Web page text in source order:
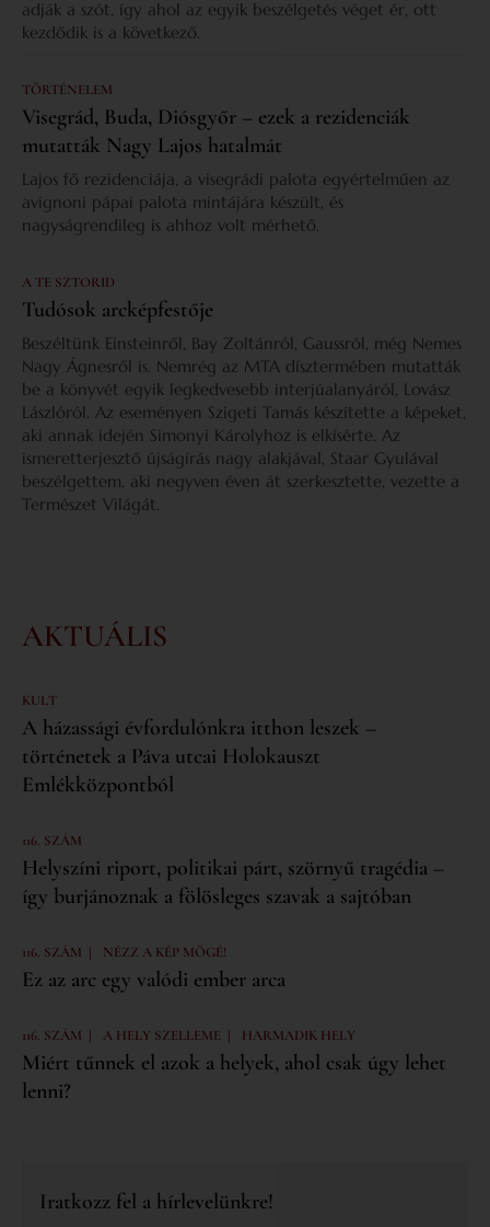
adják a szót, így ahol az egyik beszélgetés véget ér, ott
kezdődik is a következő.
TÖRTÉNELEM
Visegrád, Buda, Diósgyőr – ezek a rezidenciák
mutatták Nagy Lajos hatalmát
Lajos fő rezidenciája, a visegrádi palota egyértelműen az
avignoni pápai palota mintájára készült, és
nagyságrendileg is ahhoz volt mérhető.
A TE SZTORID
Tudósok arcképfestője
Beszéltünk Einsteinről, Bay Zoltánról, Gaussról, még Nemes
Nagy Ágnesről is. Nemrég az MTA dísztermében mutatták
be a könyvét egyik legkedvesebb interjúalanyáról, Lovász
Lászlóról. Az eseményen Szigeti Tamás készítette a képeket,
aki annak idején Simonyi Károlyhoz is elkísérte. Az
ismeretterjesztő újságírás nagy alakjával, Staar Gyulával
beszélgettem, aki negyven éven át szerkesztette, vezette a
Természet Világát.
AKTUÁLIS
KULT
A házassági évfordulónkra itthon leszek –
történetek a Páva utcai Holokauszt
Emlékközpontból
116. SZÁM
Helyszíni riport, politikai párt, szörnyű tragédia –
így burjánoznak a fölösleges szavak a sajtóban
116. SZÁM | NÉZZ A KÉP MÖGÉ!
Ez az arc egy valódi ember arca
116. SZÁM | A HELY SZELLEME | HARMADIK HELY
Miért tűnnek el azok a helyek, ahol csak úgy lehet
lenni?
Iratkozz fel a hírlevelünkre!